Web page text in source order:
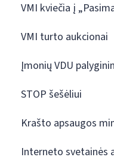
VMI kviečia į
VMI turto aukcionai
Įmonių VDU
STOP šešėliui
Krašto apsaugos
Interneto svetainės